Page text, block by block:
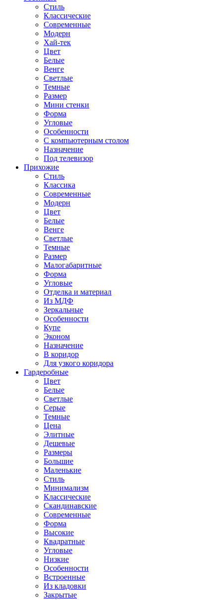
Стиль
Классические
Современные
Модерн
Хай-тек
Цвет
Белые
Венге
Светлые
Темные
Размер
Мини стенки
Форма
Угловые
Особенности
С компьютерным столом
Назначение
Под телевизор
Прихожие
Стиль
Классика
Современные
Модерн
Цвет
Белые
Венге
Светлые
Темные
Размер
Малогабаритные
Форма
Угловые
Отделка и материал
Из МДФ
Зеркальные
Особенности
Купе
Эконом
Назначение
В коридор
Для узкого коридора
Гардеробные
Цвет
Белые
Светлые
Серые
Темные
Цена
Элитные
Дешевые
Размеры
Большие
Маленькие
Стиль
Минимализм
Классические
Скандинавские
Современные
Форма
Высокие
Квадратные
Угловые
Низкие
Особенности
Встроенные
Из кладовки
Закрытые